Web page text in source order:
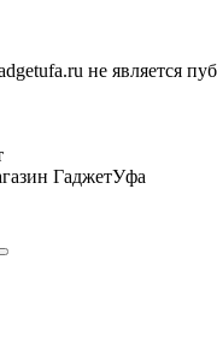
не является
ГаджетУфа